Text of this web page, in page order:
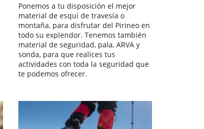
Ponemos a tu disposición el mejor
material de esquí de travesía o
montaña, para disfrutar del Pirineo en
todo su explendor. Tenemos también
material de seguridad, pala, ARVA y
sonda, para que realices tus
actividades con toda la seguridad que
te podemos ofrecer.